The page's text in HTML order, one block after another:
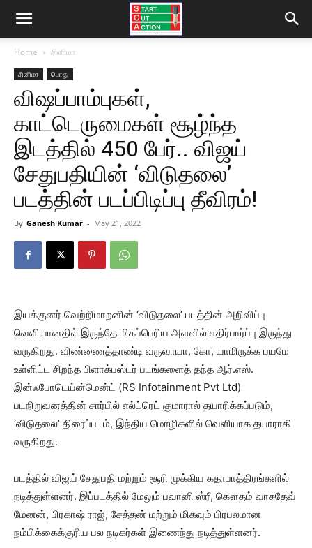
Home சினிமா
சினிமா பொது
விஷப்பாம்புகள்,
காட்டெருமைகள் சூழ்ந்த
இடத்தில் 450 பேர்.. விஜய்
சேதுபதியின் ‘விடுதலை’
படத்தின் படப்பிடிப்பு தீவிரம்!
By Ganesh Kumar - May 21, 2022
இயக்குனர் வெற்றிமாறனின் ‘விடுதலை’ படத்தின் அறிவிப்பு
வெளியானதில் இருந்தே மிகப்பெரிய அளவில் எதிர்பார்ப்பு இருந்து
வருகிறது. விண்ணைத்தாண்டி வருவாயா, கோ, யாமிருக்க பயமே
உள்ளிட்ட சிறந்த பிளாக்பஸ்டர் படங்களைத் தந்த ஆர்.எஸ்.
இன்ஃபோடெய்ன்மென்ட் (RS Infotainment Pvt Ltd)
படநிறுவனத்தின் சார்பில் எல்ட்ரெட் குமாரால் தயாரிக்கப்படும்,
‘விடுதலை’ திரைப்படம், இந்திய மொழிகளில் வெளியாக தயாராகி
வருகிறது.
படத்தில் விஜய் சேதுபதி மற்றும் சூரி முக்கிய கதாபாத்திரங்களில்
நடித்துள்ளனர். இப்படத்தில் மேலும் பவானி ஸ்ரீ, கௌதம் வாசுதேவ்
மேனன், பிரகாஷ் ராஜ், சேத்தன் மற்றும் மிகவும் பிரபலமான
நம்பிக்கைக்குரிய பல நடிகர்கள் இணைந்து நடித்துள்ளனர்.